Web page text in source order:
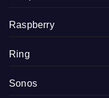
Raspberry
Ring
Sonos